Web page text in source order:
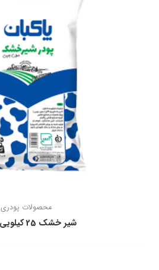
محصولات پودری
شير خشک 25 كيلويی پاكبان